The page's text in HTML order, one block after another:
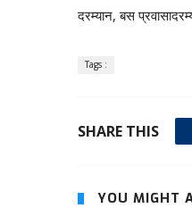
दरम्यान, बस
Tags :
SHARE THIS
YOU MIGHT